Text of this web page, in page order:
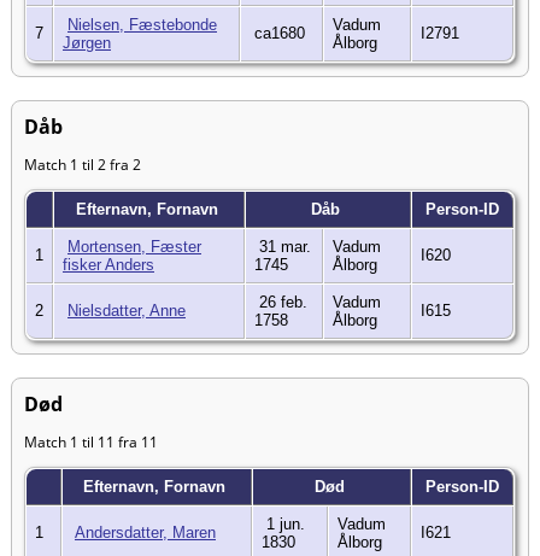
7
Nielsen, Fæstebonde
Jørgen
ca1680
Vadum
Ålborg
I2791
Dåb
Match 1 til 2 fra 2
Efternavn, Fornavn Dåb Person-ID
1
Mortensen, Fæster
fisker Anders
31 mar.
1745
Vadum
Ålborg
I620
2 Nielsdatter, Anne
26 feb.
1758
Vadum
Ålborg
I615
Død
Match 1 til 11 fra 11
Efternavn, Fornavn Død Person-ID
1 Andersdatter, Maren
1 jun.
1830
Vadum
Ålborg
I621